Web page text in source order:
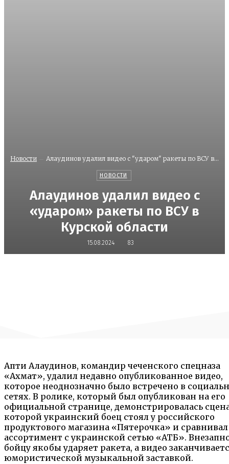
Новости Алаудинов удалил видео с "ударом" ракеты по ВСУ в...
НОВОСТИ
Алаудинов удалил видео с
«ударом» ракеты по ВСУ в
Курской области
15.08.2024 83
Апти Алаудинов, командир чеченского спецназа
«Ахмат», удалил недавно опубликованное видео,
которое неоднозначно было встречено в
сетях. В ролике, который был опубликован на его
официальной странице, демонстрировалась
которой украинский боец стоял у российского
продуктового магазина «Пятерочка» и сравнивал
ассортимент с украинской сетью «АТБ».
бойцу якобы ударяет ракета, а видео
юмористической музыкальной заставкой.